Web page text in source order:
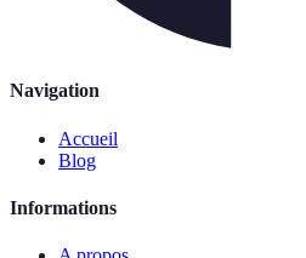
Navigation
Accueil
Blog
Informations